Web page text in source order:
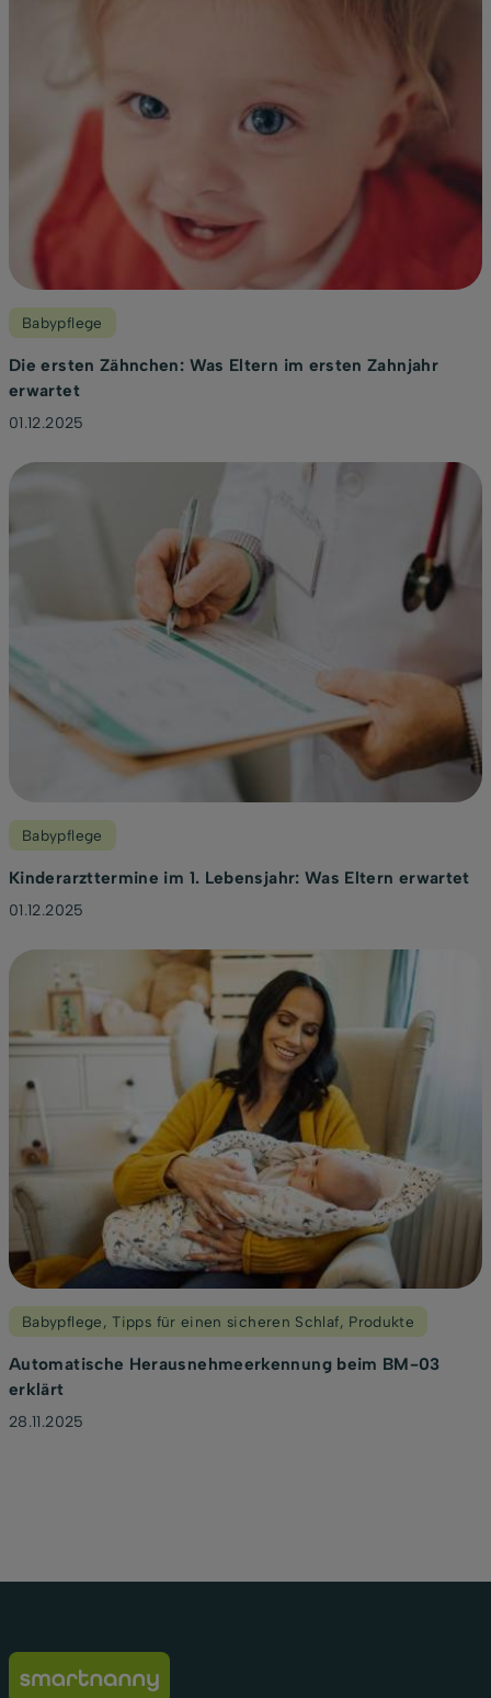
Babypflege
Die ersten Zähnchen: Was Eltern im ersten Zahnjahr
erwartet
01.12.2025
Babypflege
Kinderarzttermine im 1. Lebensjahr: Was Eltern erwartet
01.12.2025
Babypflege, Tipps für einen sicheren Schlaf, Produkte
Automatische Herausnehmeerkennung beim BM-03
erklärt
28.11.2025